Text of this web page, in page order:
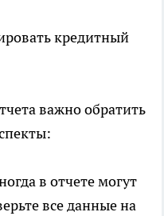
кредитный
важно обратить
в отчете могут
все данные на